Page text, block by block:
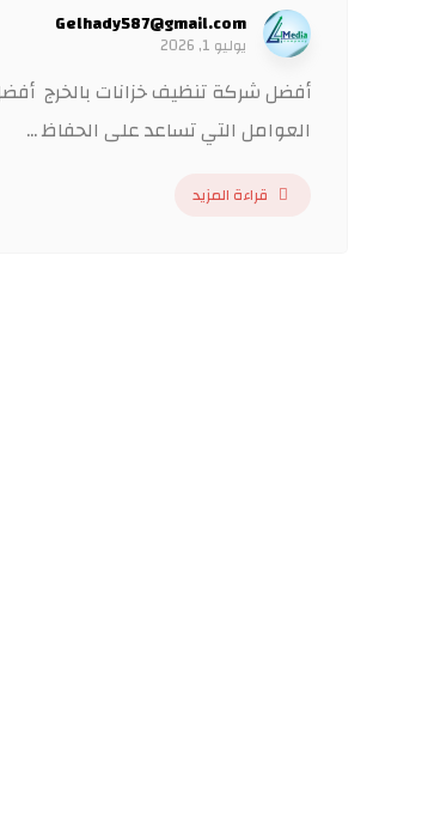
Gelhady587@gmail.com
يوليو 1, 2026
أفضل شركة تنظيف خزانات بالخرج
العوامل التي تساعد على الحفاظ ...
قراءة المزيد